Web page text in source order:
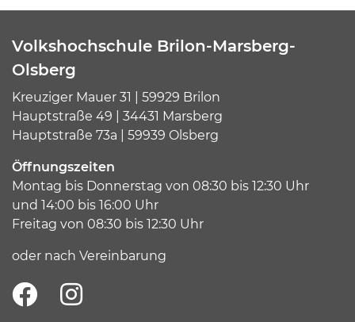
Volkshochschule Brilon-Marsberg-
Olsberg
Kreuziger Mauer 31 | 59929 Brilon
Hauptstraße 49 | 34431 Marsberg
Hauptstraße 73a | 59939 Olsberg
Öffnungszeiten
Montag bis Donnerstag von 08:30 bis 12:30 Uhr
und 14:00 bis 16:00 Uhr
Freitag von 08:30 bis 12:30 Uhr
oder nach Vereinbarung